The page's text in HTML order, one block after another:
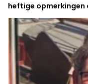
heftige opmerkingen